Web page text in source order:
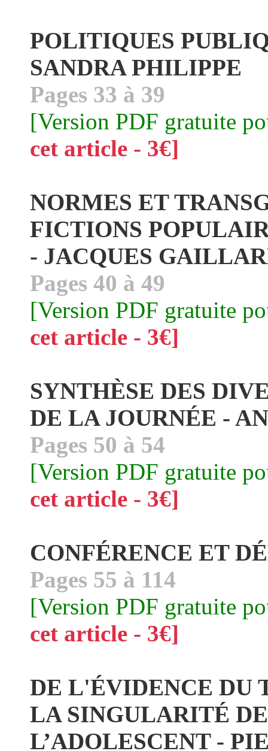
POLITIQUES
SANDRA PHILIPPE
Pages 33 à 39
[Version PDF gratuite
cet article - 3€]
NORMES ET
FICTIONS
- JACQUES
Pages 40 à 49
[Version PDF gratuite
cet article - 3€]
SYNTHÈSE DES
DE LA JOURNÉE -
Pages 50 à 54
[Version PDF gratuite
cet article - 3€]
CONFÉRENCE ET
Pages 55 à 114
[Version PDF gratuite
cet article - 3€]
DE L'ÉVIDENCE DU
LA SINGULARITÉ
L’ADOLESCENT -